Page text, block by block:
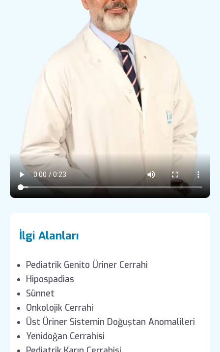
İlgi Alanları
Pediatrik Genito Üriner Cerrahi
Hipospadias
Sünnet
Onkolojik Cerrahi
Üst Üriner Sistemin Doğuştan Anomalileri
Yenidoğan Cerrahisi